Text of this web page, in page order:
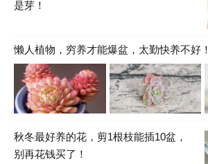
是芽！
懒人植物，穷养才能爆盆，太勤快养不好！
秋冬最好养的花，剪1根枝能插10盆，
别再花钱买了！